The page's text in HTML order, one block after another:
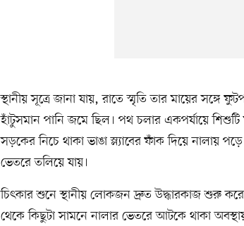
স্থানীয় সূত্রে জানা যায়, রাতে স্মৃতি তার মায়ের সঙ্গে
হাঁটুসমান পানি জমে ছিল। পথ চলার একপর্যায়ে
সড়কের নিচে থাকা ভাঙা স্ল্যাবের ফাঁক দিয়ে নালায়
ভেতরে তলিয়ে যায়।
চিৎকার শুনে স্থানীয় লোকজন দ্রুত উদ্ধারকাজ শুরু
থেকে কিছুটা সামনে নালার ভেতরে আটকে থাকা